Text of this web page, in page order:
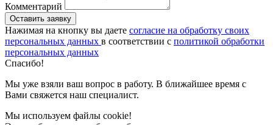
Комментарий
Нажимая на кнопку вы даете согласие на обработку своих
персональных данных в соответствии с политикой обработки
персональных данных
Спасибо!
Мы уже взяли ваш вопрос в работу. В ближайшее время с
Вами свяжется наш специалист.
Мы используем файлы cookie!